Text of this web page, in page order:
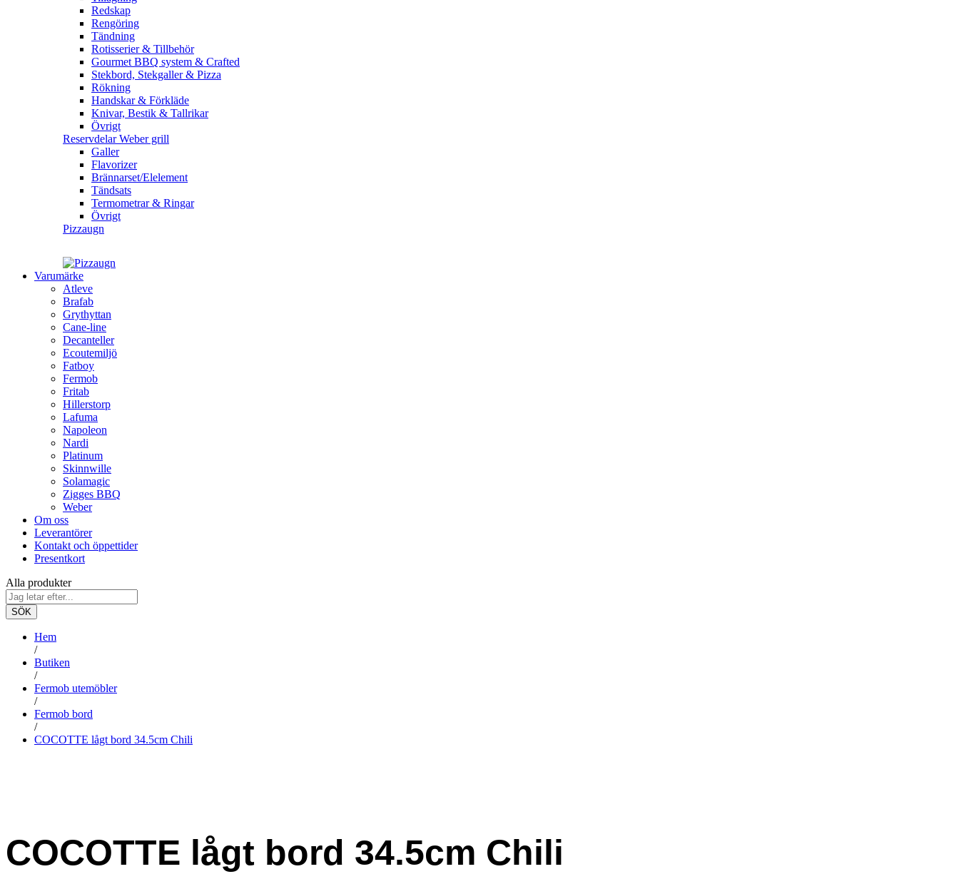
Redskap
Rengöring
Tändning
Rotisserier & Tillbehör
Gourmet BBQ system & Crafted
Stekbord, Stekgaller & Pizza
Rökning
Handskar & Förkläde
Knivar, Bestik & Tallrikar
Övrigt
Reservdelar Weber grill
Galler
Flavorizer
Brännarset/Elelement
Tändsats
Termometrar & Ringar
Övrigt
Pizzaugn
Varumärke
Atleve
Brafab
Grythyttan
Cane-line
Decanteller
Ecoutemiljö
Fatboy
Fermob
Fritab
Hillerstorp
Lafuma
Napoleon
Nardi
Platinum
Skinnwille
Solamagic
Zigges BBQ
Weber
Om oss
Leverantörer
Kontakt och öppettider
Presentkort
Alla produkter
SÖK
Hem
/
Butiken
/
Fermob utemöbler
/
Fermob bord
/
COCOTTE lågt bord 34.5cm Chili
COCOTTE lågt bord 34.5cm Chili